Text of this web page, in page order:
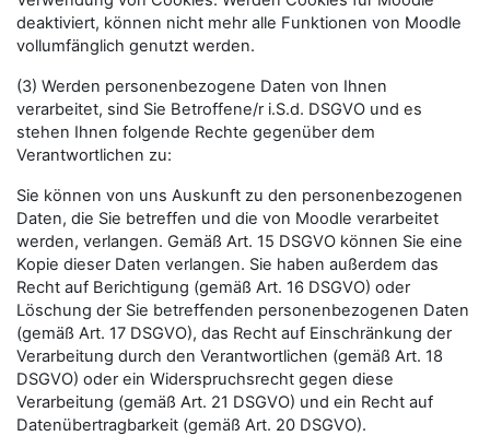
deaktiviert, können nicht mehr alle Funktionen von Moodle
vollumfänglich genutzt werden.
(3) Werden personenbezogene Daten von Ihnen
verarbeitet, sind Sie Betroffene/r i.S.d. DSGVO und es
stehen Ihnen folgende Rechte gegenüber dem
Verantwortlichen zu:
Sie können von uns Auskunft zu den personenbezogenen
Daten, die Sie betreffen und die von Moodle verarbeitet
werden, verlangen. Gemäß Art. 15 DSGVO können Sie eine
Kopie dieser Daten verlangen. Sie haben außerdem das
Recht auf Berichtigung (gemäß Art. 16 DSGVO) oder
Löschung der Sie betreffenden personenbezogenen Daten
(gemäß Art. 17 DSGVO), das Recht auf Einschränkung der
Verarbeitung durch den Verantwortlichen (gemäß Art. 18
DSGVO) oder ein Widerspruchsrecht gegen diese
Verarbeitung (gemäß Art. 21 DSGVO) und ein Recht auf
Datenübertragbarkeit (gemäß Art. 20 DSGVO).